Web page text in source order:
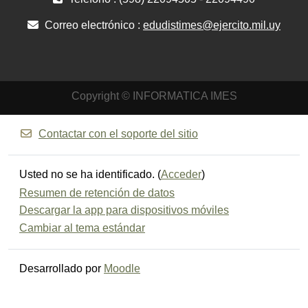
Correo electrónico : edudistimes@ejercito.mil.uy
Copyright © INFORMATICA IMES
Contactar con el soporte del sitio
Usted no se ha identificado. (Acceder)
Resumen de retención de datos
Descargar la app para dispositivos móviles
Cambiar al tema estándar
Desarrollado por Moodle